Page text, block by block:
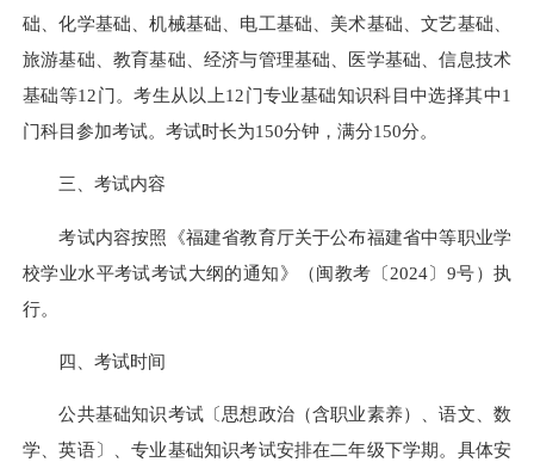
础、化学基础、机械基础、电工基础、美术基础、文艺基础、
旅游基础、教育基础、经济与管理基础、医学基础、信息技术
基础等12门。考生从以上12门专业基础知识科目中选择其中1
门科目参加考试。考试时长为150分钟，满分150分。
三、考试内容
考试内容按照《福建省教育厅关于公布福建省中等职业学
校学业水平考试考试大纲的通知》（闽教考〔2024〕9号）执
行。
四、考试时间
公共基础知识考试〔思想政治（含职业素养）、语文、数
学、英语〕、专业基础知识考试安排在二年级下学期。具体安